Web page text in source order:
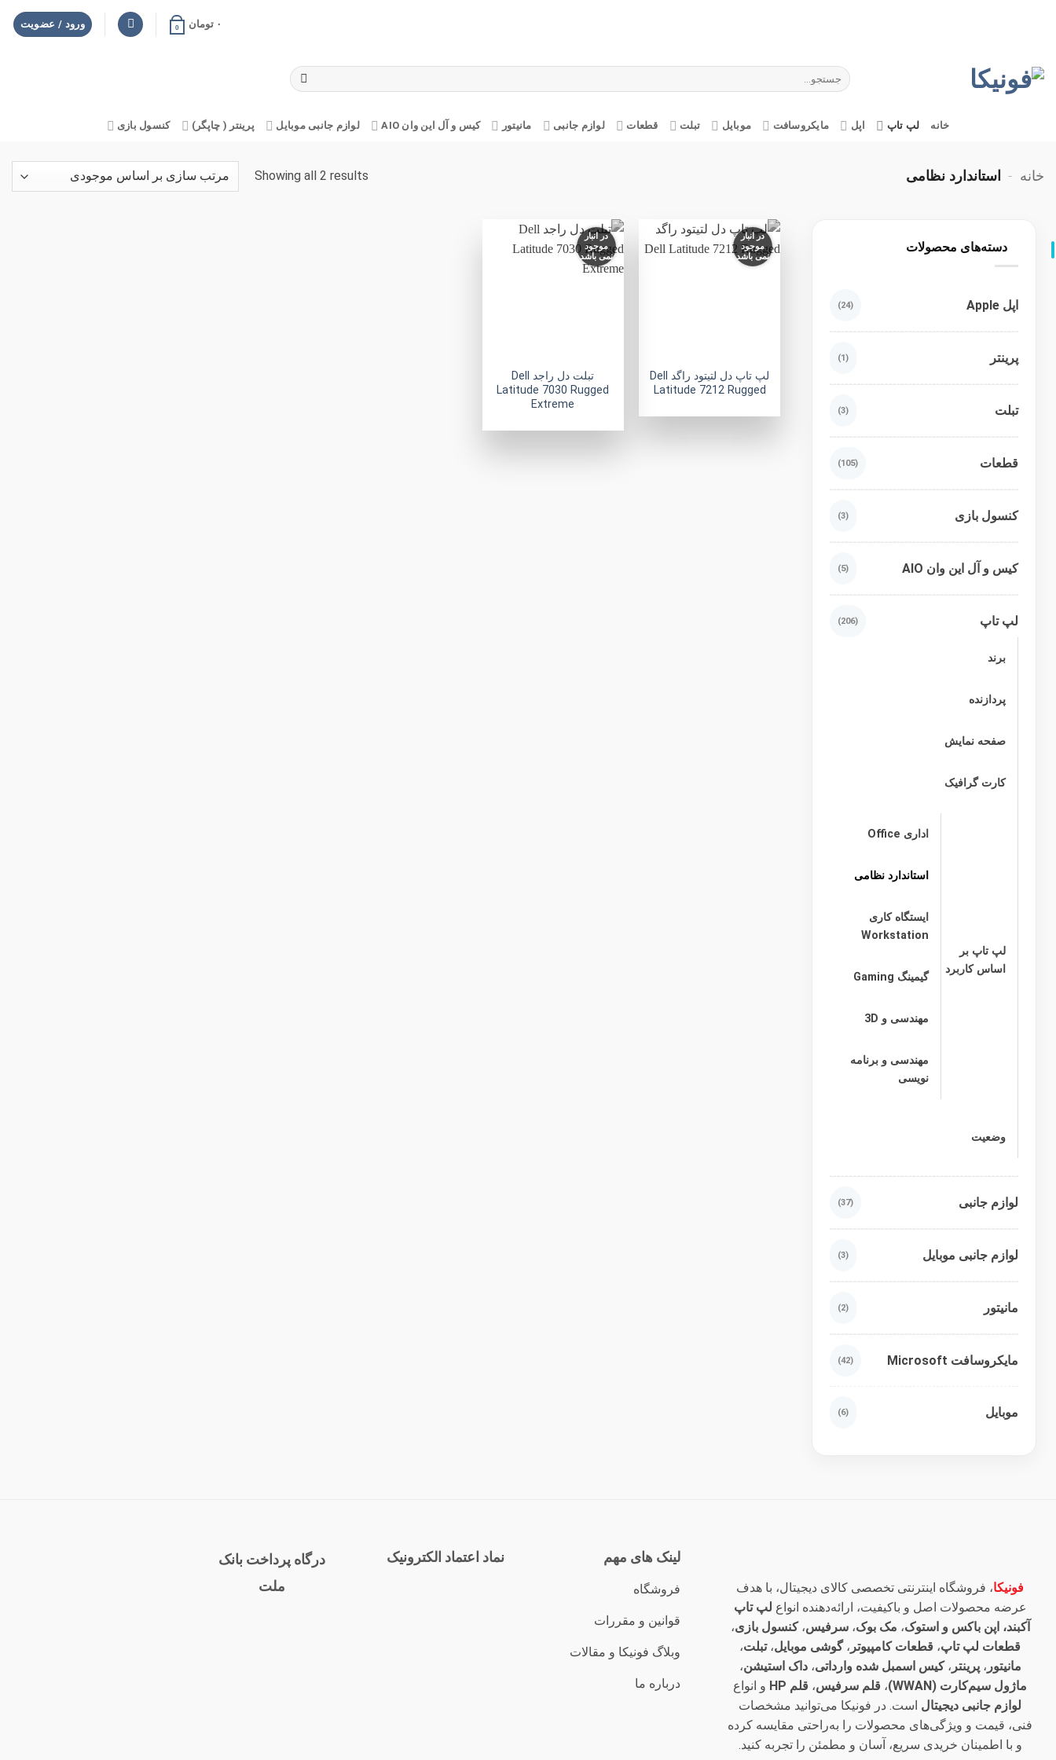
۰ تومان 0 ورود / عضویت
جستجو
برای:
خانه لپ تاپ اپل مایکروسافت موبایل تبلت قطعات لوازم جانبی مانیتور کیس و آل این وان AIO لوازم جانبی موبایل پرینتر ( چاپگر) کنسول بازی
خانه - استاندارد نظامی Showing all 2 results
دسته‌های محصولات
اپل Apple (24)
پرینتر (1)
تبلت (3)
قطعات (105)
کنسول بازی (3)
کیس و آل این وان AIO (5)
لپ تاپ (206)
برند
پردازنده
صفحه نمایش
کارت گرافیک
لپ تاپ بر
اساس کاربرد
اداری Office
استاندارد نظامی
ایستگاه کاری
Workstation
گیمینگ Gaming
مهندسی و 3D
مهندسی و برنامه
نویسی
وضعیت
لوازم جانبی (37)
لوازم جانبی موبایل (3)
مانیتور (2)
مایکروسافت Microsoft (42)
موبایل (6)
در انبار
موجود
نمی باشد
لپ تاپ دل لتیتود راگد Dell
Latitude 7212 Rugged
در انبار
موجود
نمی باشد
تبلت دل راجد Dell
Latitude 7030 Rugged
Extreme
فونیکا، فروشگاه اینترنتی تخصصی کالای دیجیتال، با هدف
عرضه محصولات اصل و باکیفیت، ارائه‌دهنده انواع لپ تاپ
آکبند، اپن باکس و استوک، مک بوک،سرفیس،کنسول بازی،
قطعات لپ تاپ، قطعات کامپیوتر ،گوشی موبایل،تبلت،
مانیتور ،پرینتر ،کیس اسمبل شده وارداتی،داک استیشن،
ماژول سیم‌کارت (WWAN)
، قلم سرفیس، قلم HP
و انواع
لوازم جانبی دیجیتال است. در فونیکا می‌توانید مشخصات
فنی، قیمت و ویژگی‌های محصولات را به‌راحتی مقایسه کرده
و با اطمینان خریدی سریع، آسان و مطمئن را تجربه کنید.
لینک های مهم
فروشگاه
قوانین و مقررات
وبلاگ فونیکا و مقالات
درباره ما
نماد اعتماد الکترونیک
درگاه پرداخت بانک
ملت